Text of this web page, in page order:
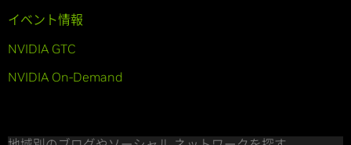
イベント情報
NVIDIA GTC
NVIDIA On-Demand